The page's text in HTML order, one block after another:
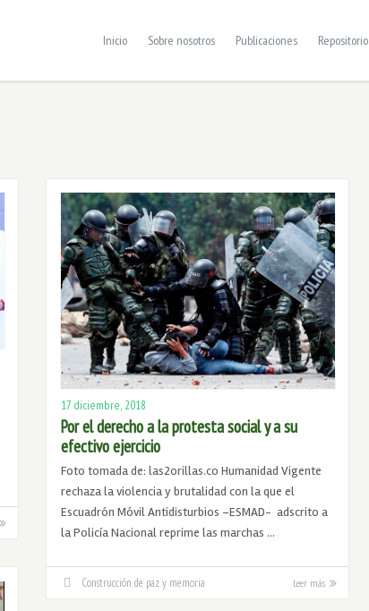
Inicio Sobre nosotros Publicaciones Repositorio
17 diciembre, 2018
Por el derecho a la protesta social y a su
efectivo ejercicio
Foto tomada de: las2orillas.co Humanidad Vigente
rechaza la violencia y brutalidad con la que el
Escuadrón Móvil Antidisturbios –ESMAD- adscrito a
la Policía Nacional reprime las marchas …
Construcción de paz y memoria Leer más